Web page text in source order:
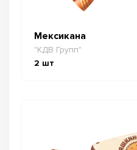
Мексикана
"КДВ Групп"
2 шт